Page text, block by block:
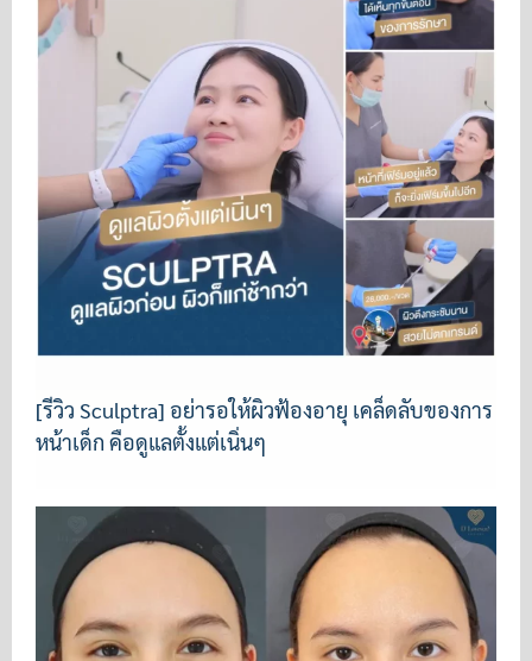
[รีวิว Sculptra] อย่ารอให้ผิวฟ้องอายุ เคล็ดลับของการ
หน้าเด็ก คือดูแลตั้งแต่เนิ่นๆ